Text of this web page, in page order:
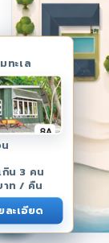
#17
#3
ทะเล
กิน 3 คน
ท / คืน
ละเอียด
#8B
#8C
#9
#10
#11
#12
#14
#15
#16
#18
#19